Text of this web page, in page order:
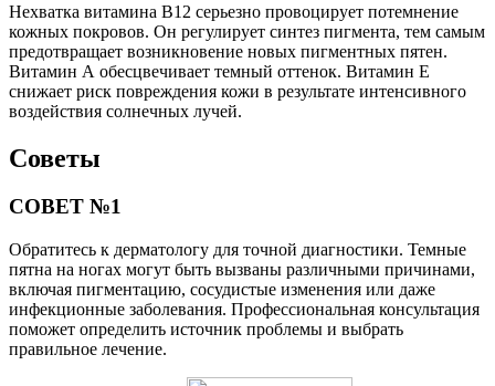
Нехватка витамина В12 серьезно провоцирует потемнение
кожных покровов. Он регулирует синтез пигмента, тем самым
предотвращает возникновение новых пигментных пятен.
Витамин А обесцвечивает темный оттенок. Витамин Е
снижает риск повреждения кожи в результате интенсивного
воздействия солнечных лучей.
Советы
СОВЕТ №1
Обратитесь к дерматологу для точной диагностики. Темные
пятна на ногах могут быть вызваны различными причинами,
включая пигментацию, сосудистые изменения или даже
инфекционные заболевания. Профессиональная консультация
поможет определить источник проблемы и выбрать
правильное лечение.